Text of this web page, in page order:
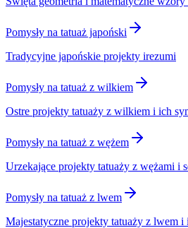
Pomysły na tatuaż japoński
Tradycyjne japońskie projekty irezumi
Pomysły na tatuaż z wilkiem
Ostre projekty tatuaży z wilkiem i ich
Pomysły na tatuaż z wężem
Urzekające projekty tatuaży z wężami i
Pomysły na tatuaż z lwem
Majestatyczne projekty tatuaży z lwem i